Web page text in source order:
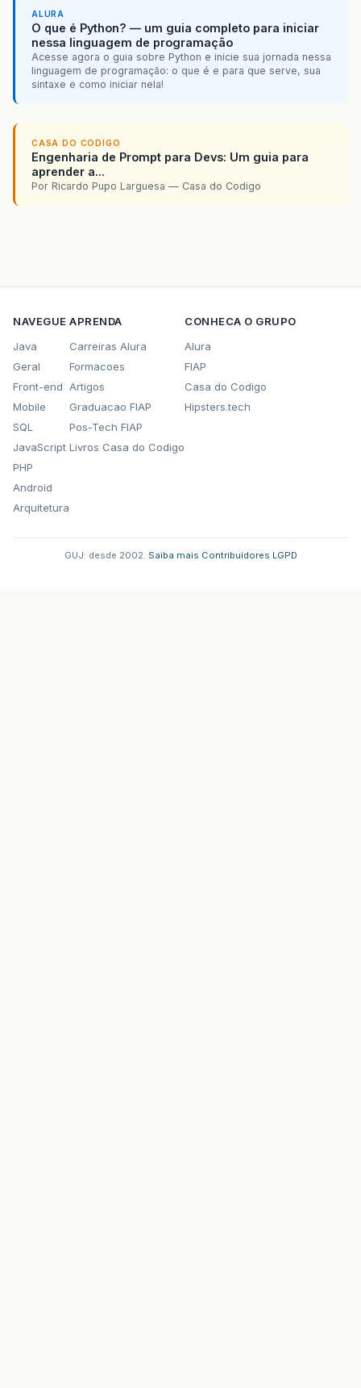
ALURA
O que é Python? — um guia completo para iniciar
nessa linguagem de programação
Acesse agora o guia sobre Python e inicie sua jornada nessa
linguagem de programação: o que é e para que serve, sua
sintaxe e como iniciar nela!
CASA DO CODIGO
Engenharia de Prompt para Devs: Um guia para
aprender a...
Por Ricardo Pupo Larguesa — Casa do Codigo
NAVEGUE
Java
Geral
Front-end
Mobile
SQL
JavaScript
PHP
Android
Arquitetura
APRENDA
Carreiras Alura
Formacoes
Artigos
Graduacao FIAP
Pos-Tech FIAP
Livros Casa do Codigo
CONHECA O GRUPO
Alura
FIAP
Casa do Codigo
Hipsters.tech
GUJ: desde 2002. Saiba mais Contribuidores LGPD